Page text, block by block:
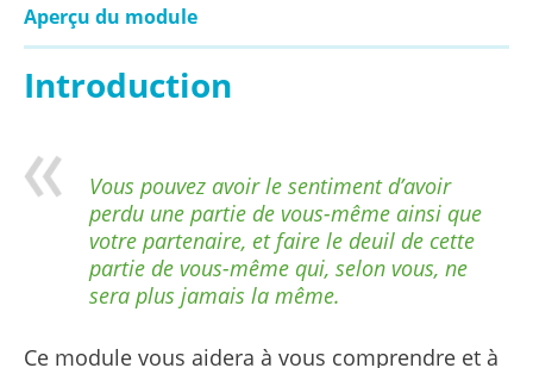
Aperçu du module
Introduction
Vous pouvez avoir le sentiment d’avoir
perdu une partie de vous-même ainsi que
votre partenaire, et faire le deuil de cette
partie de vous-même qui, selon vous, ne
sera plus jamais la même.
Ce module vous aidera à vous comprendre et à